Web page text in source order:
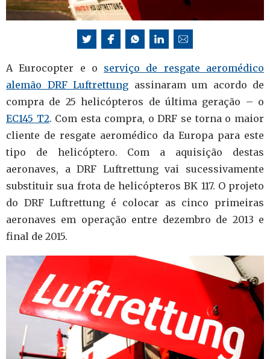
A Eurocopter e o serviço de resgate aeromédico
alemão DRF Luftrettung assinaram um acordo de
compra de 25 helicópteros de última geração – o
EC145 T2. Com esta compra, o DRF se torna o maior
cliente de resgate aeromédico da Europa para este
tipo de helicóptero. Com a aquisição destas
aeronaves, a DRF Luftrettung vai sucessivamente
substituir sua frota de helicópteros BK 117. O projeto
do DRF Luftrettung é colocar as cinco primeiras
aeronaves em operação entre dezembro de 2013 e
final de 2015.